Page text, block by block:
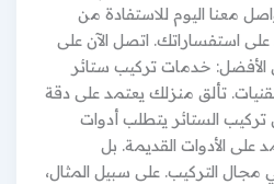
معنا اليوم للاستفادة من
استفساراتك. اتصل الآن على
الأفضل: خدمات تركيب ستائر
تألق منزلك يعتمد على دقة
الستائر يتطلب أدوات
الأدوات القديمة. بل
التركيب. على سبيل المثال،